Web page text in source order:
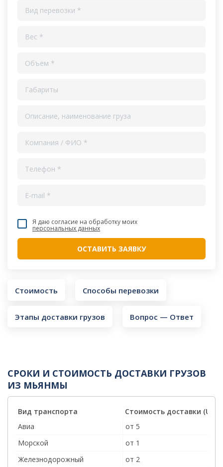
Я даю согласие на обработку моих
персональных данных
Стоимость Способы перевозки
Этапы доставки грузов Вопрос — Ответ
СРОКИ И СТОИМОСТЬ ДОСТАВКИ ГРУЗОВ
ИЗ МЬЯНМЫ
Вид транспорта
Стоимость доставки
Авиа
от 5
Морской
от 1
Железнодорожный
от 2